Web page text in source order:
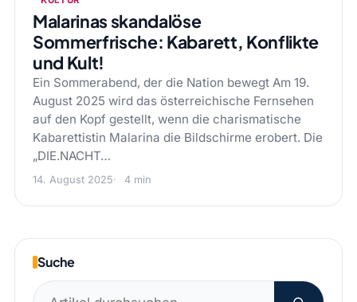
Malarinas skandalöse
Sommerfrische: Kabarett, Konflikte
und Kult!
Ein Sommerabend, der die Nation bewegt Am 19.
August 2025 wird das österreichische Fernsehen
auf den Kopf gestellt, wenn die charismatische
Kabarettistin Malarina die Bildschirme erobert. Die
„DIE.NACHT…
14. August 2025 4 min
Suche
Suchen